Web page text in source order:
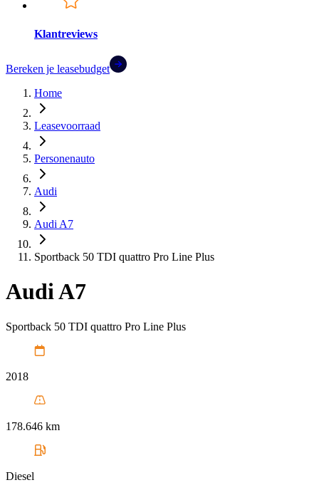
Klantreviews
Bereken je leasebudget
Home
Leasevoorraad
Personenauto
Audi
Audi A7
Sportback 50 TDI quattro Pro Line Plus
Audi A7
Sportback 50 TDI quattro Pro Line Plus
2018
178.646 km
Diesel